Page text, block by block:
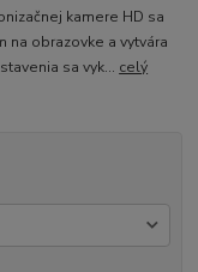
kamere HD sa
obrazovke a vytvára
sa vyk... celý